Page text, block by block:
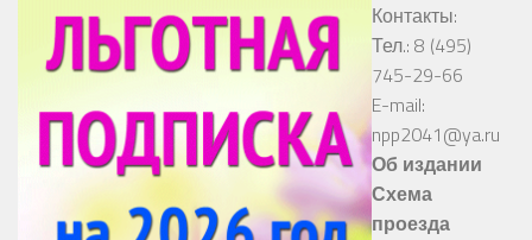
Контакты:
Тел.: 8 (495)
745-29-66
E-mail:
npp2041@ya.ru
Об издании
Схема
проезда